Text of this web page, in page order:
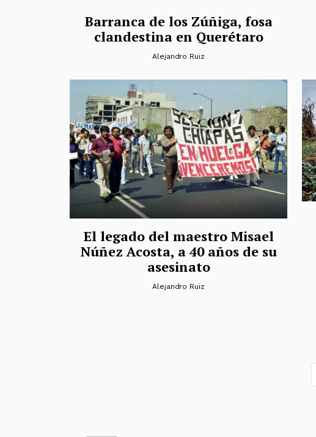
Barranca de los Zúñiga, fosa
clandestina en Querétaro
Alejandro Ruiz
El legado del maestro Misael
Núñez Acosta, a 40 años de su
asesinato
Alejandro Ruiz